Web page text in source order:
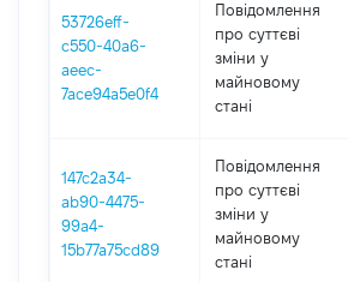
53726eff-
c550-40a6-
aeec-
7ace94a5e0f4
Повідомлення
про суттєві
зміни y
майновому
стані
147c2a34-
ab90-4475-
99a4-
15b77a75cd89
Повідомлення
про суттєві
зміни y
майновому
стані